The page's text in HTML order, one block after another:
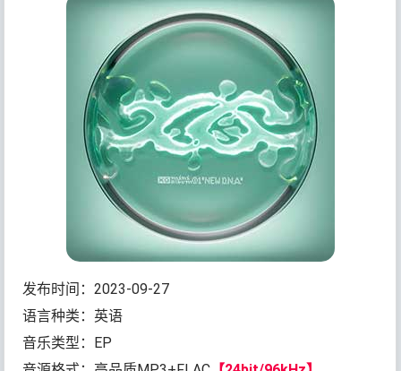
发布时间：2023-09-27
语言种类：英语
音乐类型：EP